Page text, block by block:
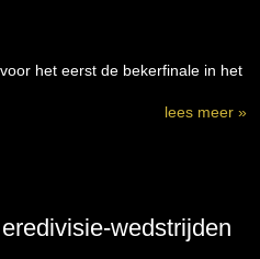
het eerst de bekerfinale in het
lees meer »
eredivisie-wedstrijden